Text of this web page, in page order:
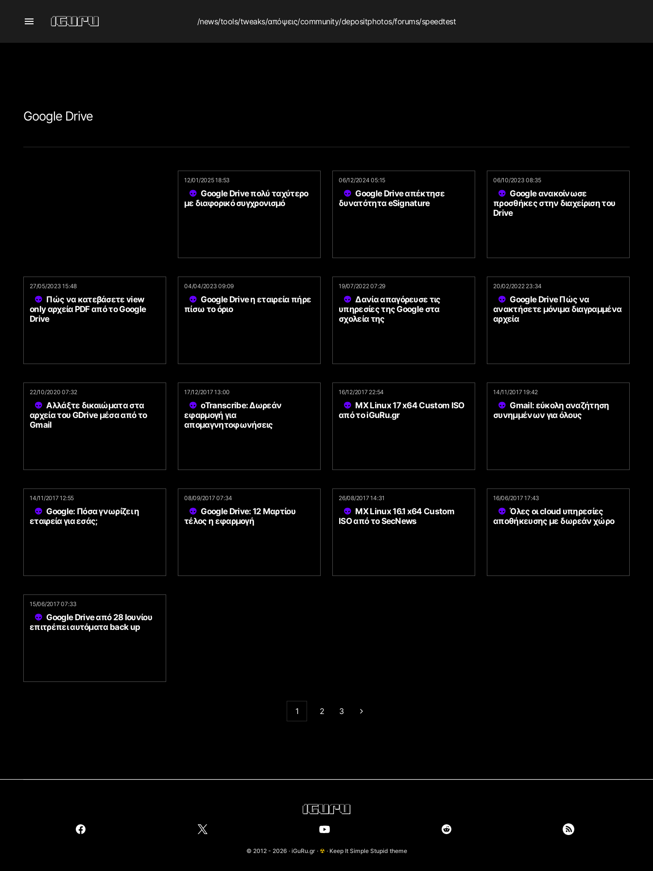
/news/tools/tweaks/απόψεις/community/depositphotos/forums/speedtest
Google Drive
12/01/2025 18:53
Google Drive πολύ ταχύτερο
με διαφορικό συγχρονισμό
06/12/2024 05:15
Google Drive απέκτησε
δυνατότητα eSignature
06/10/2023 08:35
Google ανακοίνωσε
προσθήκες στην διαχείριση του
Drive
27/05/2023 15:48
Πώς να κατεβάσετε view
only αρχεία PDF από το Google
Drive
04/04/2023 09:09
Google Drive η εταιρεία πήρε
πίσω το όριο
19/07/2022 07:29
Δανία απαγόρευσε τις
υπηρεσίες της Google στα
σχολεία της
20/02/2022 23:34
Google Drive Πώς να
ανακτήσετε μόνιμα διαγραμμένα
αρχεία
22/10/2020 07:32
Αλλάξτε δικαιώματα στα
αρχεία του GDrive μέσα από το
Gmail
17/12/2017 13:00
oTranscribe: Δωρεάν
εφαρμογή για
απομαγνητοφωνήσεις
16/12/2017 22:54
MX Linux 17 x64 Custom ISO
από το iGuRu.gr
14/11/2017 19:42
Gmail: εύκολη αναζήτηση
συνημμένων για όλους
14/11/2017 12:55
Google: Πόσα γνωρίζει η
εταιρεία για εσάς;
08/09/2017 07:34
Google Drive: 12 Μαρτίου
τέλος η εφαρμογή
26/08/2017 14:31
MX Linux 16.1 x64 Custom
ISO από το SecNews
16/06/2017 17:43
Όλες οι cloud υπηρεσίες
αποθήκευσης με δωρεάν χώρο
15/06/2017 07:33
Google Drive από 28 Ιουνίου
επιτρέπει αυτόματα back up
1 2 3
© 2012 - 2026 · iGuRu.gr · ☢ · Keep It Simple Stupid theme